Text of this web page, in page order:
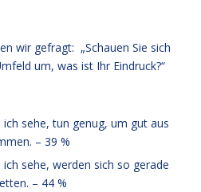
wir gefragt: „Schauen Sie sich
um, was ist Ihr Eindruck?“
sehe, tun genug, um gut aus
– 39 %
sehe, werden sich so gerade
– 44 %